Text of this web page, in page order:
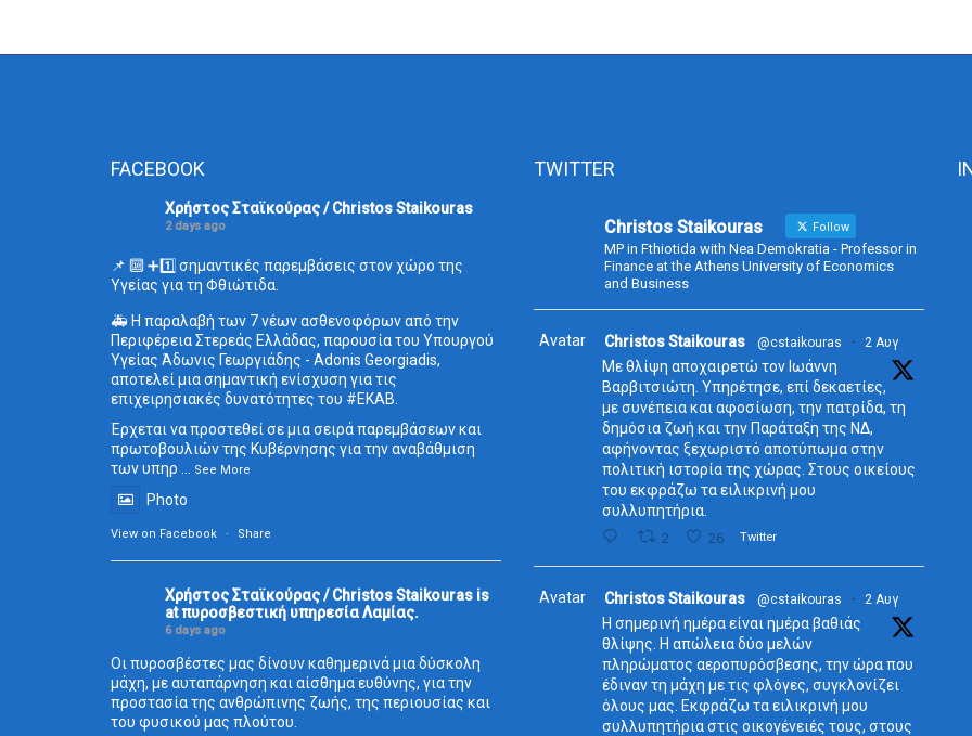
FACEBOOK
Χρήστος Σταϊκούρας / Christos Staikouras
2 days ago
📌 🔟 ➕1️⃣ σημαντικές παρεμβάσεις στον χώρο της
Υγείας για τη Φθιώτιδα.
🚑 Η παραλαβή των 7 νέων ασθενοφόρων από την
Περιφέρεια Στερεάς Ελλάδας, παρουσία του Υπουργού
Υγείας Άδωνις Γεωργιάδης - Adonis Georgiadis,
αποτελεί μια σημαντική ενίσχυση για τις
επιχειρησιακές δυνατότητες του #ΕΚΑΒ
Έρχεται να προστεθεί σε μια σειρά παρεμβάσεων και
πρωτοβουλιών της Κυβέρνησης για την αναβάθμιση
των υπηρ
See More
Photo
View on Facebook · Share
Χρήστος Σταϊκούρας / Christos Staikouras is
at πυροσβεστική υπηρεσία Λαμίας.
6 days ago
Οι πυροσβέστες μας δίνουν καθημερινά μια δύσκολη
μάχη, με αυταπάρνηση και αίσθημα ευθύνης, για την
προστασία της ανθρώπινης ζωής, της περιουσίας και
του φυσικού μας πλούτου.
TWITTER
Christos Staikouras Follow
MP in Fthiotida with Nea Demokratia - Professor in
Finance at the Athens University of Economics
and Business
Avatar Christos Staikouras @cstaikouras · 2 Αυγ
Με θλίψη αποχαιρετώ τον Ιωάννη
Βαρβιτσιώτη. Υπηρέτησε, επί δεκαετίες,
με συνέπεια και αφοσίωση, την πατρίδα, τη
δημόσια ζωή και την Παράταξη της ΝΔ,
αφήνοντας ξεχωριστό αποτύπωμα στην
πολιτική ιστορία της χώρας. Στους οικείους
του εκφράζω τα ειλικρινή μου
συλλυπητήρια.
2 26 Twitter
Avatar Christos Staikouras @cstaikouras · 2 Αυγ
Η σημερινή ημέρα είναι ημέρα βαθιάς
θλίψης. Η απώλεια δύο μελών
πληρώματος αεροπυρόσβεσης, την ώρα που
έδιναν τη μάχη με τις φλόγες, συγκλονίζει
όλους μας. Εκφράζω τα ειλικρινή μου
συλλυπητήρια στις οικογένειές τους, στους